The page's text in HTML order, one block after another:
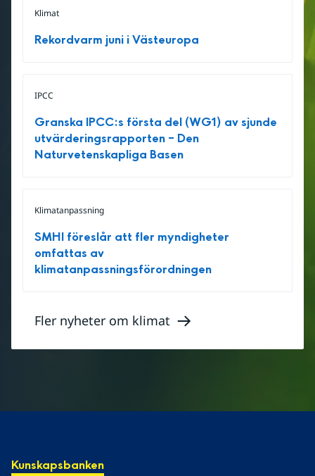
Klimat
Rekordvarm juni i Västeuropa
IPCC
Granska IPCC:s första del (WG1) av sjunde
utvärderingsrapporten – Den
Naturvetenskapliga Basen
Klimatanpassning
SMHI föreslår att fler myndigheter
omfattas av
klimatanpassningsförordningen
Fler nyheter om klimat
Kunskapsbanken